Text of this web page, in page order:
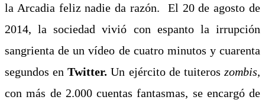
la Arcadia feliz nadie da razón. El 20 de agosto de
2014, la sociedad vivió con espanto la irrupción
sangrienta de un vídeo de cuatro minutos y cuarenta
segundos enTwitter. Un ejército de tuiteroszombis,
con más de 2.000 cuentas fantasmas, se encargó de